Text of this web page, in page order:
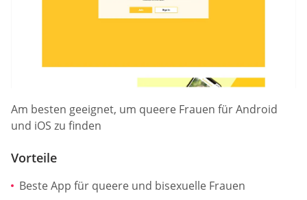
Am besten geeignet, um queere Frauen für Android
und iOS zu finden
Vorteile
Beste App für queere und bisexuelle Frauen